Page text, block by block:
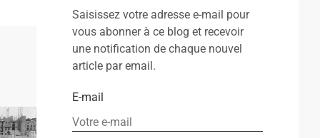
Saisissez votre adresse e-mail pour
vous abonner à ce blog et recevoir
une notification de chaque nouvel
article par email.
E-mail